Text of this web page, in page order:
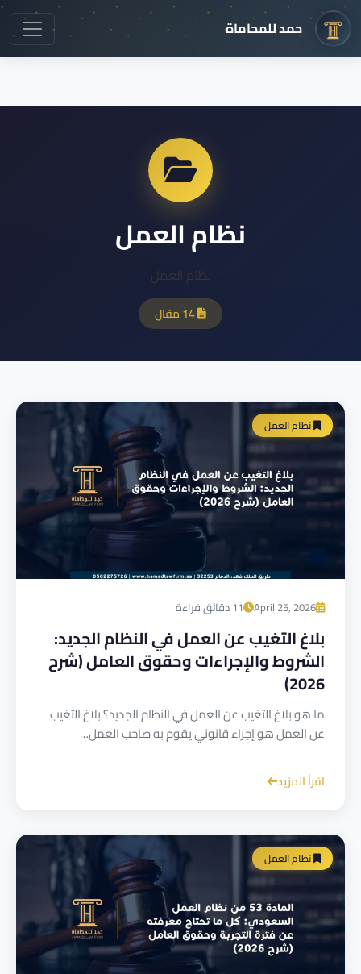
حمد للمحاماة
نظام العمل
نظام العمل
نظام العمل
April 25, 2026 11 دقائق قراءة
بلاغ التغيب عن العمل في النظام الجديد:
الشروط والإجراءات وحقوق العامل (شرح
2026)
ما هو بلاغ التغيب عن العمل في النظام الجديد؟ بلاغ التغيب
عن العمل هو إجراء قانوني يقوم به صاحب العمل…
اقرأ المزيد
نظام العمل